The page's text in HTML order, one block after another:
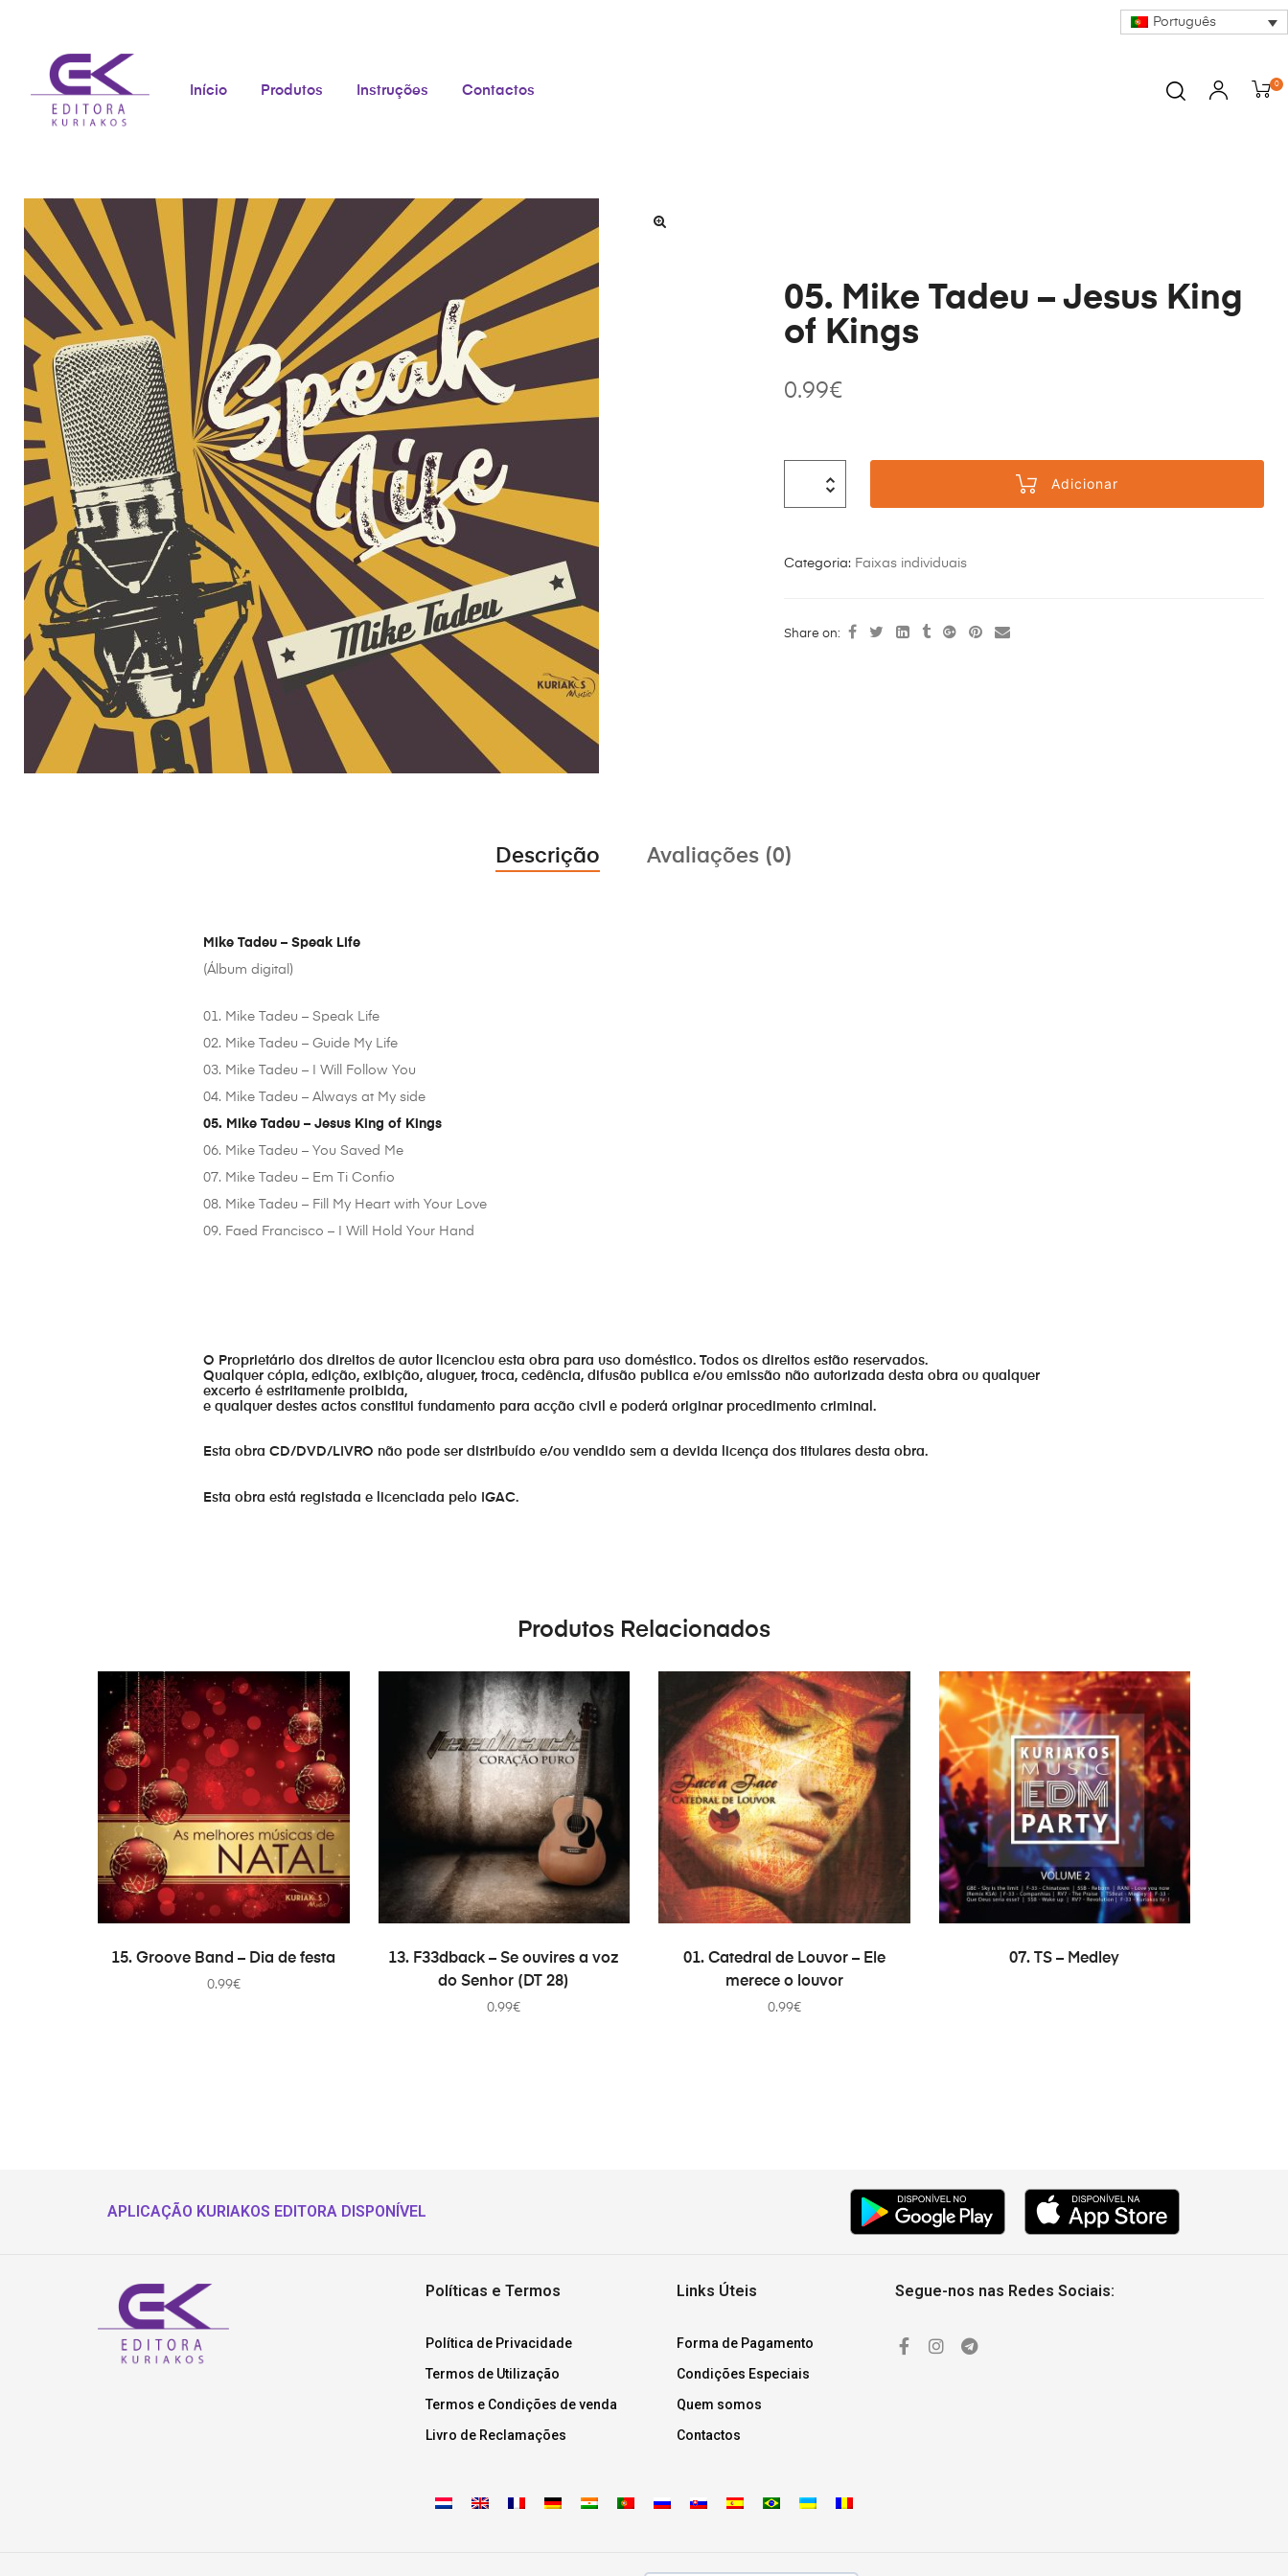
Português
Início Produtos Instruções Contactos 0
05. Mike Tadeu – Jesus King
of Kings
0.99€
Adicionar
Categoria: Faixas individuais
Share on:
Descrição Avaliações (0)
Mike Tadeu – Speak Life
(Álbum digital)
01. Mike Tadeu – Speak Life
02. Mike Tadeu – Guide My Life
03. Mike Tadeu – I Will Follow You
04. Mike Tadeu – Always at My side
05. Mike Tadeu – Jesus King of Kings
06. Mike Tadeu – You Saved Me
07. Mike Tadeu – Em Ti Confio
08. Mike Tadeu – Fill My Heart with Your Love
09. Faed Francisco – I Will Hold Your Hand
O Proprietário dos direitos de autor licenciou esta obra para uso doméstico. Todos os direitos estão reservados.
Qualquer cópia, edição, exibição, aluguer, troca, cedência, difusão publica e/ou emissão não autorizada desta obra ou qualquer
excerto é estritamente proibida,
e qualquer destes actos constitui fundamento para acção civil e poderá originar procedimento criminal.
Esta obra CD/DVD/LIVRO não pode ser distribuído e/ou vendido sem a devida licença dos titulares desta obra.
Esta obra está registada e licenciada pelo IGAC.
Produtos Relacionados
ADICIONAR
15. Groove Band – Dia de festa
0.99€
ADICIONAR
13. F33dback – Se ouvires a voz
do Senhor (DT 28)
0.99€
ADICIONAR
01. Catedral de Louvor – Ele
merece o louvor
0.99€
LER MAIS
07. TS – Medley
APLICAÇÃO KURIAKOS EDITORA DISPONÍVEL
Políticas e Termos
Política de Privacidade
Termos de Utilização
Termos e Condições de venda
Livro de Reclamações
Links Úteis
Forma de Pagamento
Condições Especiais
Quem somos
Contactos
Segue-nos nas Redes Sociais: